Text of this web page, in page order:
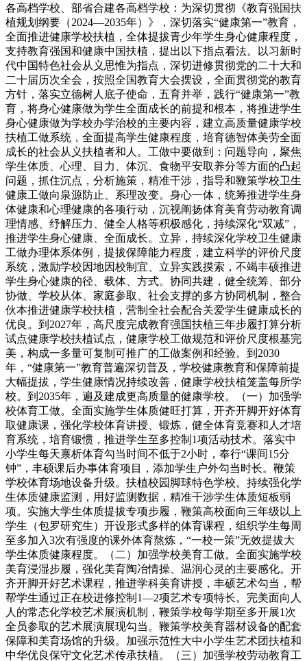
各高档学校、部省合建各高档学校：为深切贯彻《教育强国扶
植规划纲要（2024—2035年）》，深切落实“健康第一”教育，
全面推进健康学校扶植，全体提拔青少年学生身心健康程度，
支持教育强国和健康中国扶植，提出以下指点看法。以习新时
代中国特色社会从义思惟为指点，深切进修贯彻党的二十大和
二十届历次全会，按照全国教育大会摆设，全面贯彻党的教育
方针，落实立德树人底子使命，五育并举，践行“健康第一”教
育，将身心健康做为学生全面成长的前提和根本，将推进学生
身心健康做为学校办学治校的主要内容，建立高质量健康学校
扶植工做系统，全面提高学生健康程度，培育德智体美劳全面
成长的社会从义扶植者和人。工做中要做到：问题导向，聚焦
学生体质、心理、目力、体沉、食物平安取养分等方面的凸起
问题，抓住沉点，分析施策，精准干涉，指导和鞭策学校卫生
健康工做向泉源防止、系理改变。身心一体，统筹推进学生身
体健康和心理健康的各项行动，沉视阐扬体育美育劳动教育调
理情感、纾解压力、健全人格等积极感化，持续深化“双减”，
推进学生身心健康、全面成长。立异，持续深化学校卫生健康
工做办理体系体例，提拔保障能力程度，建立科学的评价尺度
系统，激励学校因地因校制宜、立异实践摸索，不竭丰硕推进
学生身心健康的径、载体、方式。协同共建，健全统筹、部分
协做、学校从体、家庭参取、社会支撑的多方协同机制，整合
伙本推进健康学校扶植，营制全社会配合关爱学生健康成长的
优良。到2027年，高尺度完成教育强国扶植三年步履打算分析
试点健康学校扶植试点，健康学校工做规范和评价尺度根基完
美，构成一多量可复制可推广的工做案例和经验。到2030
年，“健康第一”教育普遍深切普及，学校健康教育和保障前提
大幅提拔，学生健康情况持续改善，健康学校扶植笼盖每所学
校。到2035年，遍及建成更高质量的健康学校。（一）加强学
校体育工做。全面实施学生体质健旺打算，开齐开脚开好体育
取健康课，强化学校体育讲授、锻炼，健全体育竞赛和人才培
育系统，培育锻惯，推进学生至多控制1项活动技术。落实中
小学生每天禀析体育勾当时间不低于2小时，奉行“课间15分
钟”，丰硕课后办事体育项目，添加学生户外勾当时长。鞭策
学校体育场地设备升级。扶植校园脚球特色学校。持续强化学
生体质健康监测，用好监测数据，精准干涉学生体质短板弱
项。实施大学生体质提拔专项步履，鞭策高校面向三年级以上
学生（包罗研究生）开设形式多样的体育课程，组织学生每周
至多加入3次有强度的课外体育熬炼，“一校一策”无效提拔大
学生体质健康程度。（二）加强学校美育工做。全面实施学校
美育浸湿步履，强化美育陶冶情操、温润心灵的主要感化。开
齐开脚开好艺术课程，推进学科美育讲授，丰硕艺术勾当，帮
帮学生通过正在校进修控制1—2项艺术专项特长。完美面向人
人的常态化学校艺术展演机制，鞭策学校每学期至多开展1次
全员参取的艺术展演展现勾当。鞭策学校美育器材设备的配套
保障和美育场馆的升级。加强示范性大中小学生艺术团扶植和
中华优良保守文化艺术传承扶植。（三）加强学校劳动教育工